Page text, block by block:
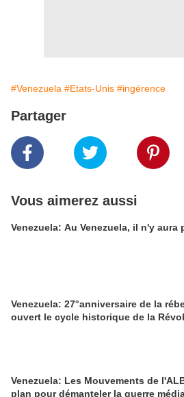
#Venezuela #Etats-Unis #ingérence
Partager
Vous aimerez aussi
Venezuela: Au Venezuela, il n'y aura
Venezuela: 27°anniversaire de la
ouvert le cycle historique de la
Venezuela: Les Mouvements de
plan pour démanteler la guerre